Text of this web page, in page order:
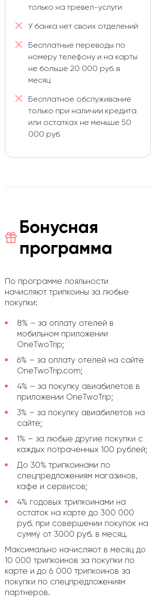
только на тревел-услуги
У банка нет своих отделений
Бесплатные переводы по
номеру телефону и на карты
не больше 20 000 руб. в
месяц
Бесплатное обслуживание
только при наличии кредита
или остатках не меньше 50
000 руб.
Бонусная
программа
По программе лояльности
начисляют трипкоины за любые
покупки:
8% – за оплату отелей в
мобильном приложении
OneTwoTrip;
6% – за оплату отелей на сайте
OneTwoTrip.com;
4% – за покупку авиабилетов в
приложении OneTwoTrip;
3% – за покупку авиабилетов на
сайте;
1% – за любые другие покупки с
каждых потраченных 100 рублей;
До 30% трипкоинами по
спецпредложениям магазинов,
кафе и сервисов;
4% годовых трипкоинами на
остаток на карте до 300 000
руб. при совершении покупок на
сумму от 3000 руб. в месяц.
Максимально начисляют в месяц до
10 000 трипкоинов за покупки по
карте и до 6 000 трипкоинов за
покупки по спецпредложениям
партнеров.